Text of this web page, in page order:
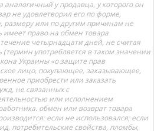
аналогичный у продавца, у которого он
не удовлетворил его по форме,
размеру или по другим причинам не
имеет право на обмен товара
четырнадцати дней, не считая
(термин употребляется в таком значении
Украины «о защите прав
лицо, покупающее, заказывающее,
приобрести или заказать
не связанных с
или исполнением
обмен или возврат товара
если не использовался; если
потребительские свойства, пломбы,